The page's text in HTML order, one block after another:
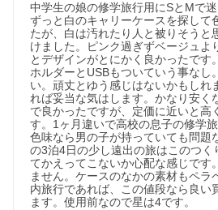
中学生の娘の修学旅行用にSとMで迷
ずっと白のキャリーケースを探して
たが、白は汚れたり人と被りそうと
けました。ピンク過ぎずベージュよ
とデザインがとにかく良かったです
ホルダーとUSBもついていう事なし
い。頑丈とゆう感じはないかもしれ
れば妥当な気はします。かなり安く
で良かったですが、定価に近いと高
す。1ヶ月違いで高校の息子の修学
色味なら男の子が持っていても問題
の3泊4日の少し遠出の旅はこのつく
てかえってこないか心配な感じです
ません。ケースのなかの素材もペラ
内旅行であれば、この値段なら良い
ます。使用前なので星は4です。